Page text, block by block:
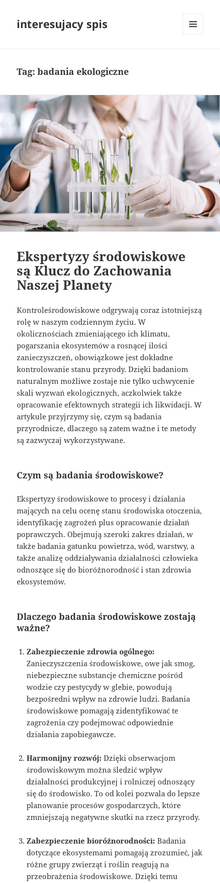
interesujacy spis
Tag:badania ekologiczne
Ekspertyzy środowiskowe
są Klucz do Zachowania
Naszej Planety
Kontroleśrodowiskowe odgrywają coraz istotniejszą
rolę w naszym codziennym życiu. W
okolicznościach zmieniającego ich klimatu,
pogarszania ekosystemów a rosnącej ilości
zanieczyszczeń, obowiązkowe jest dokładne
kontrolowanie stanu przyrody. Dzięki badaniom
naturalnym możliwe zostaje nie tylko uchwycenie
skali wyzwań ekologicznych, aczkolwiek także
opracowanie efektownych strategii ich likwidacji. W
artykule przyjrzymy się, czym są badania
przyrodnicze, dlaczego są zatem ważne i te metody
są zazwyczaj wykorzystywane.
Czym są badania środowiskowe?
Ekspertyzy środowiskowe to procesy i działania
mających na celu ocenę stanu środowiska otoczenia,
identyfikację zagrożeń plus opracowanie działań
poprawczych. Obejmują szeroki zakres działań, w
także badania gatunku powietrza, wód, warstwy, a
także analizę oddziaływania działalności człowieka
odnoszące się do bioróżnorodność i stan zdrowia
ekosystemów.
Dlaczego badania środowiskowe zostają
ważne?
Zabezpieczenie zdrowia ogólnego:
Zanieczyszczenia środowiskowe, owe jak smog,
niebezpieczne substancje chemiczne pośród
wodzie czy pestycydy w glebie, powodują
bezpośredni wpływ na zdrowie ludzi. Badania
środowiskowe pomagają zidentyfikować te
zagrożenia czy podejmować odpowiednie
działania zapobiegawcze.
Harmonijny rozwój: Dzięki obserwacjom
środowiskowym można śledzić wpływ
działalności produkcyjnej i rolniczej odnoszący
się do środowisko. To od kolei pozwala do lepsze
planowanie procesów gospodarczych, które
zmniejszają negatywne skutki na rzecz przyrody.
Zabezpieczenie bioróżnorodności: Badania
dotyczące ekosystemami pomagają zrozumieć, jak
różne grupy zwierząt i roślin reagują na
przeobrażenia środowiskowe. Dzięki temu